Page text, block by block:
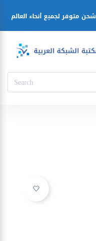
شحن متوفر لجميع أنحاء العالم